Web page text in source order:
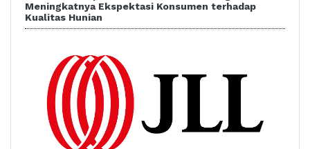
Meningkatnya Ekspektasi Konsumen terhadap
Kualitas Hunian